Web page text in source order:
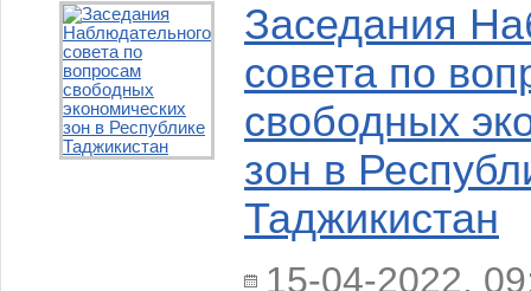
Заседания
совета по
свободных
зон в
Таджикистан
15-04-2022,